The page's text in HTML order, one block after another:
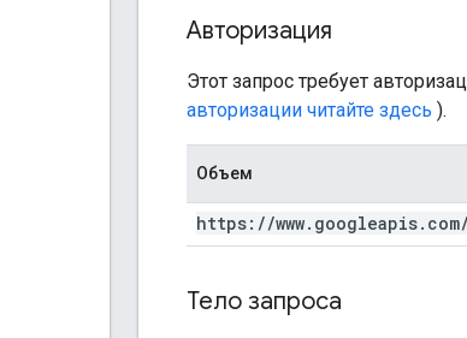
Авторизация
Этот запрос требует
авторизации читайте здесь ).
Объем
https: //www. googleapis. com/
Тело запроса